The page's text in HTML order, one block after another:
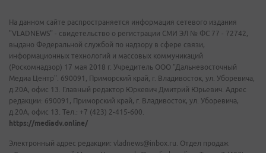
На данном сайте распространяется информация сетевого издания
"VLADNEWS" - свидетельство о регистрации СМИ ЭЛ № ФС 77 - 72742,
выдано Федеральной службой по надзору в сфере связи,
информационных технологий и массовых коммуникаций
(Роскомнадзор) 17 мая 2018 г. Учредитель ООО "Дальневосточный
Медиа Центр". 690091, Приморский край, г. Владивосток, ул. Уборевича,
д.20А, офис 13. Главный редактор Юркевич Дмитрий Юрьевич. Адрес
редакции: 690091, Приморский край, г. Владивосток, ул. Уборевича,
д.20А, офис 13. Тел.: +7 (423) 2-415-600.
https://mediadv.online/
Электронный адрес редакции: vladnews@inbox.ru. Отдел продаж